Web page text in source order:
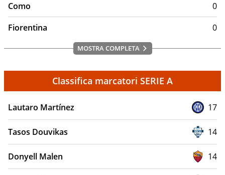
Como
0
Fiorentina
0
MOSTRA COMPLETA
Classifica marcatori SERIE A
Lautaro Martínez 17
Tasos Douvikas 14
Donyell Malen 14